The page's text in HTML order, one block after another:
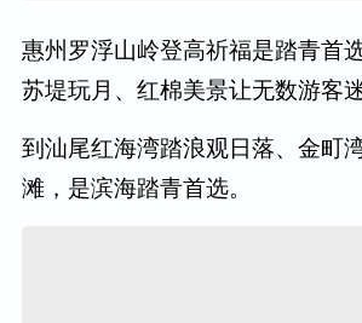
惠州罗浮山岭登高祈福是踏青首
苏堤玩月、红棉美景让无数游客迷
到汕尾红海湾踏浪观日落、金町
滩，是滨海踏青首选。